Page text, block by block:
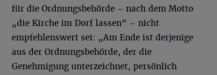
für die Ordnungsbehörde – nach dem Motto
„die Kirche im Dorf lassen“ – nicht
empfehlenswert sei: „Am Ende ist derjenige
aus der Ordnungsbehörde, der die
Genehmigung unterzeichnet, persönlich